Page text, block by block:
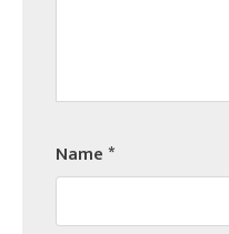
Name*